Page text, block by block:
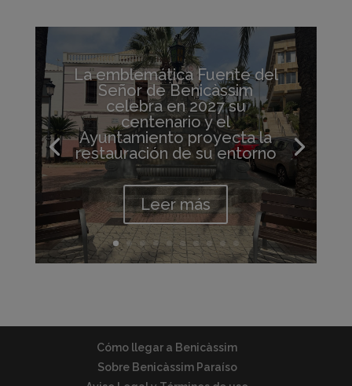
La emblemática Fuente del
Señor de Benicàssim
celebra en 2027 su
centenario y el
Ayuntamiento proyecta la
restauración de su entorno
Leer más
Cómo llegar a Benicàssim
Sobre Benicàssim Paraíso